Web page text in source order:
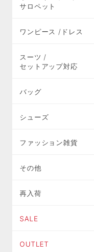
サロペット
ワンピース /ドレス
スーツ /
セットアップ対応
バッグ
シューズ
ファッション雑貨
その他
再入荷
SALE
OUTLET